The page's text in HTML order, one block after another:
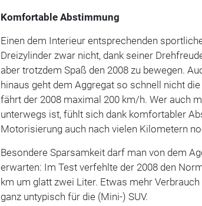
Komfortable Abstimmung
Einen dem Interieur entsprechenden
Dreizylinder zwar nicht, dank seiner
aber trotzdem Spaß den 2008 zu bewegen.
hinaus geht dem Aggregat so schnell nicht
fährt der 2008 maximal 200 km/h. Wer auch
unterwegs ist, fühlt sich dank komfortabler
Motorisierung auch nach vielen Kilometern
Besondere Sparsamkeit darf man von dem
erwarten: Im Test verfehlte der 2008 den
km um glatt zwei Liter. Etwas mehr
ganz untypisch für die (Mini-) SUV.